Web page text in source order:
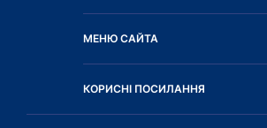
МЕНЮ САЙТА
КОРИСНІ ПОСИЛАННЯ